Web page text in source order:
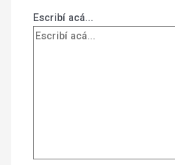
Escribí acá...